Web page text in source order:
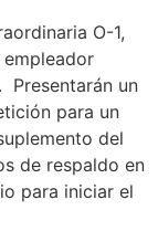
O-1,
Presentarán un
para un
del
de respaldo en
para iniciar el